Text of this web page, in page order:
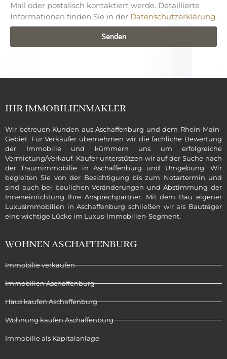
Mail oder postalisch kontaktiert werde. Detaillierte
Informationen finden Sie in der Datenschutzerklärung.
Senden
IHR IMMOBILIENMAKLER
Wir betreuen Kunden aus Aschaffenburg und dem Rhein-Main-
Gebiet. Für Verkäufer übernehmen wir die fachliche Bewertung
der Immobilie und kümmern uns um erfolgreiche
Vermietung/Verkauf. Käufer unterstützen wir auf der Suche nach
der Traumimmobilie in Aschaffenburg und Umgebung. Wir
begleiten Sie von der Besichtigung bis zum Notartermin und
sind auch bei baulichen Veränderungen und Abstimmung der
Inneneinrichtung Ihre Ansprechpartner. Mit dem Bau eigener
Luxusimmobilien in Aschaffenburg schließen wir als Bauträger
eine wichtige Lücke im Luxus-Immobilien-Segment.
WOHNEN ASCHAFFENBURG
Immobilie verkaufen
Immobilien Aschaffenburg
Haus kaufen Aschaffenburg
Wohnung kaufen Aschaffenburg
Immobilie als Kapitalanlage